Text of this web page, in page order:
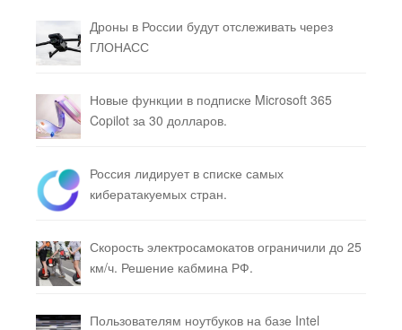
Дроны в России будут отслеживать через
ГЛОНАСС
Новые функции в подписке Microsoft 365
Copilot за 30 долларов.
Россия лидирует в списке самых
кибератакуемых стран.
Скорость электросамокатов ограничили до 25
км/ч. Решение кабмина РФ.
Пользователям ноутбуков на базе Intel